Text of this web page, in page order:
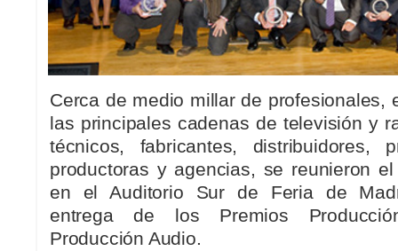
Cerca de medio millar de profesionales,
las principales cadenas de televisión y
técnicos, fabricantes, distribuidores,
productoras y agencias, se reunieron
en el Auditorio Sur de Feria de
entrega de los Premios
Producción Audio.